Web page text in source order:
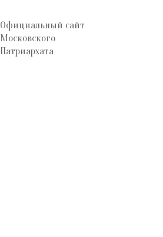
Официальный сайт
Московского
Патриархата